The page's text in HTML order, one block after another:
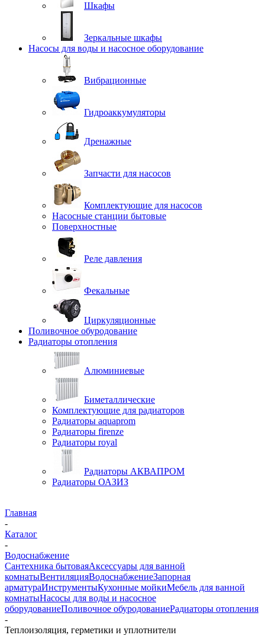
Шкафы
Зеркальные шкафы
Насосы для воды и насосное оборудование
Вибрационные
Гидроаккумуляторы
Дренажные
Запчасти для насосов
Комплектующие для насосов
Насосные станции бытовые
Поверхностные
Реле давления
Фекальные
Циркуляционные
Поливочное обуродование
Радиаторы отопления
Алюминиевые
Биметаллические
Комплектующие для радиаторов
Радиаторы aquaprom
Радиаторы firenze
Радиаторы royal
Радиаторы АКВАПРОМ
Радиаторы ОАЗИЗ
Главная
-
Каталог
-
Водоснабжение
Сантехника бытоваяАксессуары для ванной
комнатыВентиляцияВодоснабжениеЗапорная
арматураИнструментыКухонные мойкиМебель для ванной
комнатыНасосы для воды и насосное
оборудованиеПоливочное обуродованиеРадиаторы отопления
-
Теплоизоляция, герметики и уплотнители